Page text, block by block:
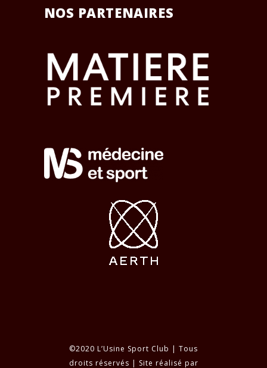
NOS PARTENAIRES
©2020 L’Usine Sport Club | Tous
droits réservés | Site réalisé par